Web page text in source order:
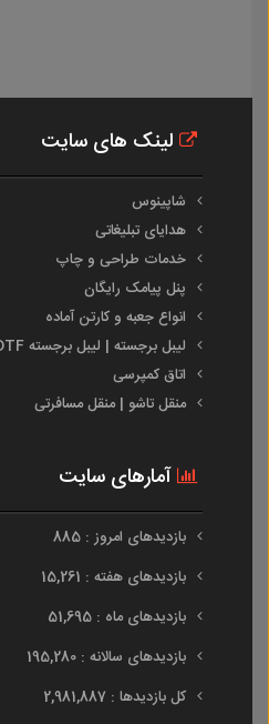
لینک های سایت
شاپینوس
هدایای تبلیغاتی
خدمات طراحی و چاپ
پنل پیامک رایگان
انواع جعبه و کارتن آماده
لیبل برجسته | لیبل برجسته UV DTF | لیبل UV DTF
اتاق کمپرسی
منقل تاشو | منقل مسافرتی
آمارهای سایت
بازدیدهای امروز : 885
بازدیدهای هفته : 15,261
بازدیدهای ماه : 51,695
بازدیدهای سالانه : 195,280
کل بازدیدها : 2,981,887